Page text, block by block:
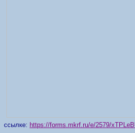
ссылке: https://forms.mkrf.ru/e/2579/